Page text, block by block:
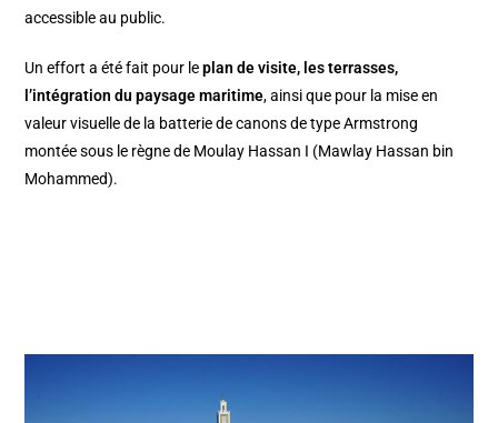
accessible au public.
Un effort a été fait pour leplan de visite, les terrasses,
l’intégration du paysage maritime, ainsi que pour la mise en
valeur visuelle de la batterie de canons de type Armstrong
montée sous le règne de Moulay Hassan I (Mawlay Hassan bin
Mohammed).